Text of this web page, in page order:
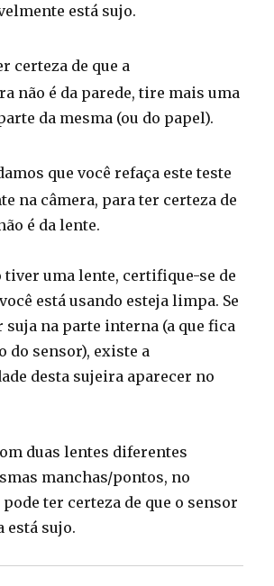
está sujo.
certeza de que a
não é da parede, tire mais uma
da mesma (ou do papel).
que você refaça este teste
na câmera, para ter certeza de
é da lente.
tiver uma lente, certifique-se de
está usando esteja limpa. Se
suja na parte interna (a que fica
do sensor), existe a
desta sujeira aparecer no
duas lentes diferentes
manchas/pontos, no
ter certeza de que o sensor
está sujo.